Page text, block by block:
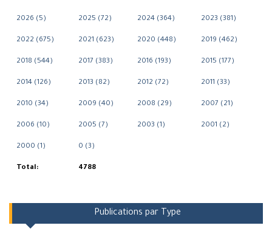
2026 (5) 2025 (72) 2024 (364) 2023 (381)
2022 (675) 2021 (623) 2020 (448) 2019 (462)
2018 (544) 2017 (383) 2016 (193) 2015 (177)
2014 (126) 2013 (82) 2012 (72) 2011 (33)
2010 (34) 2009 (40) 2008 (29) 2007 (21)
2006 (10) 2005 (7) 2003 (1) 2001 (2)
2000 (1) 0 (3)
Total: 4788
Publications par Type